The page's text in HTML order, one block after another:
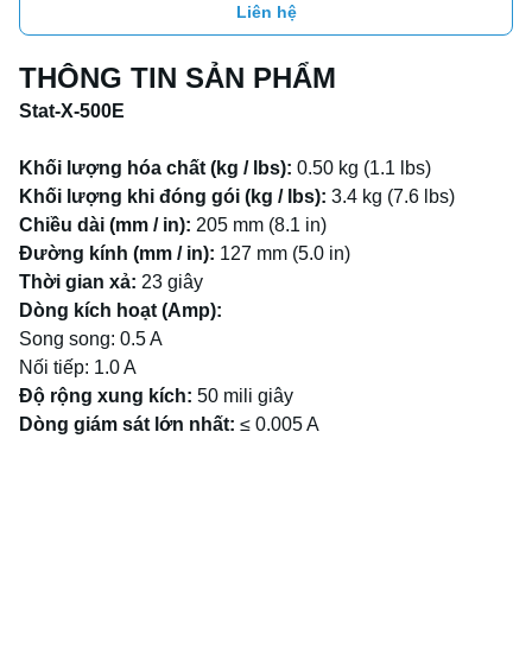
Liên hệ
THÔNG TIN SẢN PHẨM
Stat-X-500E
Khối lượng hóa chất (kg / lbs): 0.50 kg (1.1 lbs)
Khối lượng khi đóng gói (kg / lbs): 3.4 kg (7.6 lbs)
Chiều dài (mm / in): 205 mm (8.1 in)
Đường kính (mm / in): 127 mm (5.0 in)
Thời gian xả: 23 giây
Dòng kích hoạt (Amp):
Song song: 0.5 A
Nối tiếp: 1.0 A
Độ rộng xung kích: 50 mili giây
Dòng giám sát lớn nhất: ≤ 0.005 A